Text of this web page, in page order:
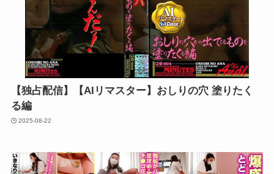
【独占配信】【AIリマスター】おしりの穴 塗りたく
る編
2025-08-22